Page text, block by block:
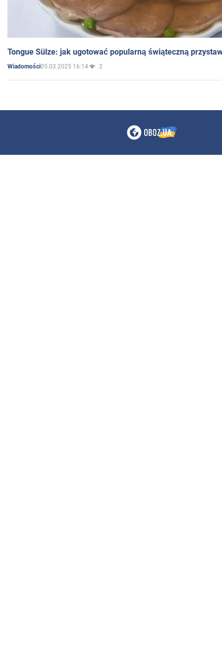
Tongue Sülze: jak ugotować popularną świąteczną
Wiadomości05.03.2025 16:14 2